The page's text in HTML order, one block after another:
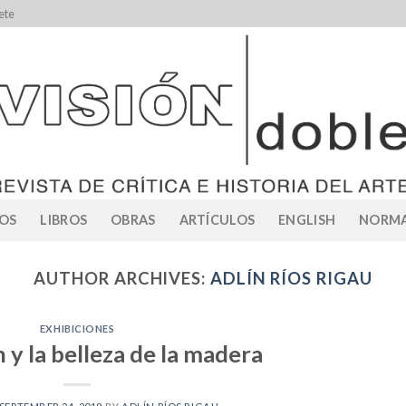
LIBROS OBRAS ARTÍCULOS ENGLISH
AUTHOR ARCHIVES: ADLÍN RÍOS RIGAU
EXHIBICIONES
y la belleza de la madera